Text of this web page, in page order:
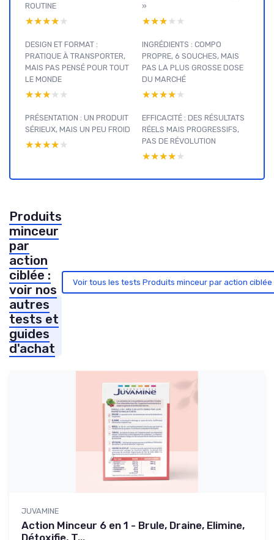
ROUTINE
★★★★★
★★★★★
»
★★★★★
★★★★★
DESIGN ET FORMAT :
PRATIQUE À TRANSPORTER,
MAIS PAS PENSÉ POUR TOUT
LE MONDE
★★★★★
★★★★★
INGRÉDIENTS : COMPO
PROPRE, 6 SOUCHES, MAIS
PAS LA PLUS GROSSE DOSE
DU MARCHÉ
★★★★★
★★★★★
PRÉSENTATION : UN PRODUIT
SÉRIEUX, MAIS UN PEU FROID
★★★★★
★★★★★
EFFICACITÉ : DES RÉSULTATS
RÉELS MAIS PROGRESSIFS,
PAS DE RÉVOLUTION
★★★★★
★★★★★
Produits
minceur
par
action
ciblée :
voir nos
autres
tests et
guides
d'achat
Voir tous les tests Produits minceur par action
JUVAMINE
Action Minceur 6 en 1 - Brule, Draine, Elimine,
Détoxifie, T...